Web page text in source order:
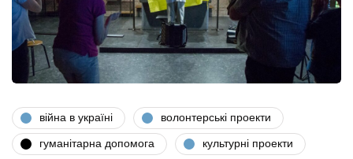
війна в україні волонтерські проекти
гуманітарна допомога культурні проекти